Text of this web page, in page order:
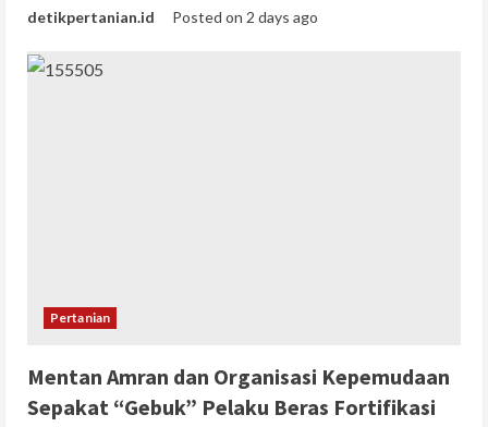
detikpertanian.id Posted on 2 days ago
Pertanian
Mentan Amran dan Organisasi Kepemudaan
Sepakat “Gebuk” Pelaku Beras Fortifikasi